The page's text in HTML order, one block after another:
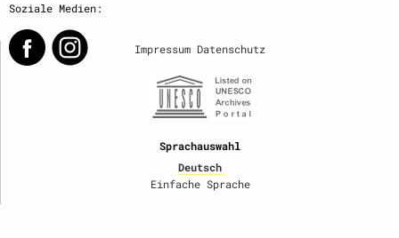
Soziale Medien:
Impressum Datenschutz
Sprachauswahl
Deutsch
Einfache Sprache